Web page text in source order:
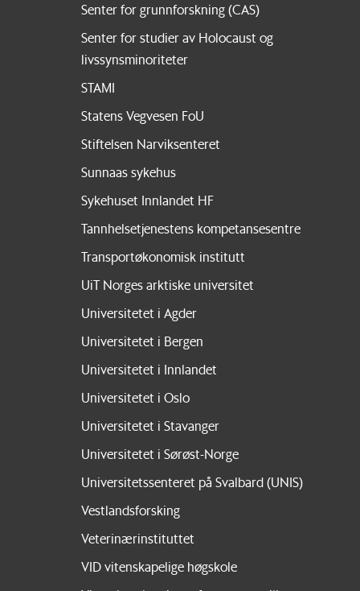
Senter for grunnforskning (CAS)
Senter for studier av Holocaust og
livssynsminoriteter
STAMI
Statens Vegvesen FoU
Stiftelsen Narviksenteret
Sunnaas sykehus
Sykehuset Innlandet HF
Tannhelsetjenestens kompetansesentre
Transportøkonomisk institutt
UiT Norges arktiske universitet
Universitetet i Agder
Universitetet i Bergen
Universitetet i Innlandet
Universitetet i Oslo
Universitetet i Stavanger
Universitetet i Sørøst-Norge
Universitetssenteret på Svalbard (UNIS)
Vestlandsforsking
Veterinærinstituttet
VID vitenskapelige høgskole